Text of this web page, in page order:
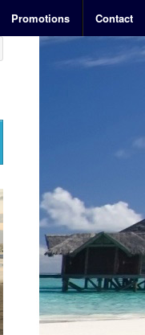
Promotions Contact